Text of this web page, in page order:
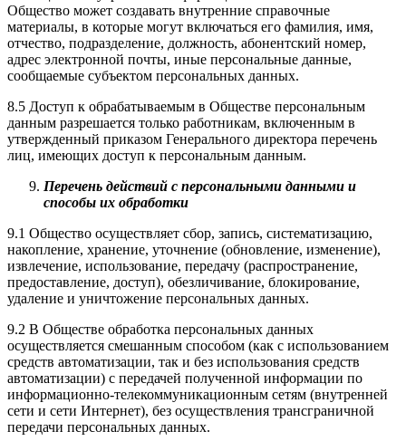
Общество может создавать внутренние справочные
материалы, в которые могут включаться его фамилия, имя,
отчество, подразделение, должность, абонентский номер,
адрес электронной почты, иные персональные данные,
сообщаемые субъектом персональных данных.
8.5 Доступ к обрабатываемым в Обществе персональным
данным разрешается только работникам, включенным в
утвержденный приказом Генерального директора перечень
лиц, имеющих доступ к персональным данным.
Перечень действий с персональными данными и
способы их обработки
9.1 Общество осуществляет сбор, запись, систематизацию,
накопление, хранение, уточнение (обновление, изменение),
извлечение, использование, передачу (распространение,
предоставление, доступ), обезличивание, блокирование,
удаление и уничтожение персональных данных.
9.2 В Обществе обработка персональных данных
осуществляется смешанным способом (как с использованием
средств автоматизации, так и без использования средств
автоматизации) с передачей полученной информации по
информационно-телекоммуникационным сетям (внутренней
сети и сети Интернет), без осуществления трансграничной
передачи персональных данных.